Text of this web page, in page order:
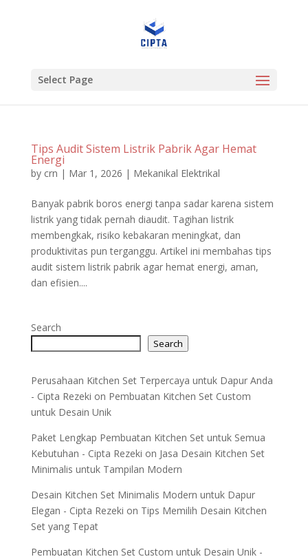
Select Page
Tips Audit Sistem Listrik Pabrik Agar Hemat
Energi
by crn | Mar 1, 2026 | Mekanikal Elektrikal
Banyak pabrik boros energi tanpa sadar karena sistem
listrik yang tidak pernah diaudit. Tagihan listrik
membengkak, risiko kebakaran meningkat, dan
produktivitas pun terganggu. Artikel ini membahas tips
audit sistem listrik pabrik agar hemat energi, aman,
dan efisien....
Search
Search
Perusahaan Kitchen Set Terpercaya untuk Dapur Anda
- Cipta Rezeki on Pembuatan Kitchen Set Custom
untuk Desain Unik
Paket Lengkap Pembuatan Kitchen Set untuk Semua
Kebutuhan - Cipta Rezeki on Jasa Desain Kitchen Set
Minimalis untuk Tampilan Modern
Desain Kitchen Set Minimalis Modern untuk Dapur
Elegan - Cipta Rezeki on Tips Memilih Desain Kitchen
Set yang Tepat
Pembuatan Kitchen Set Custom untuk Desain Unik -